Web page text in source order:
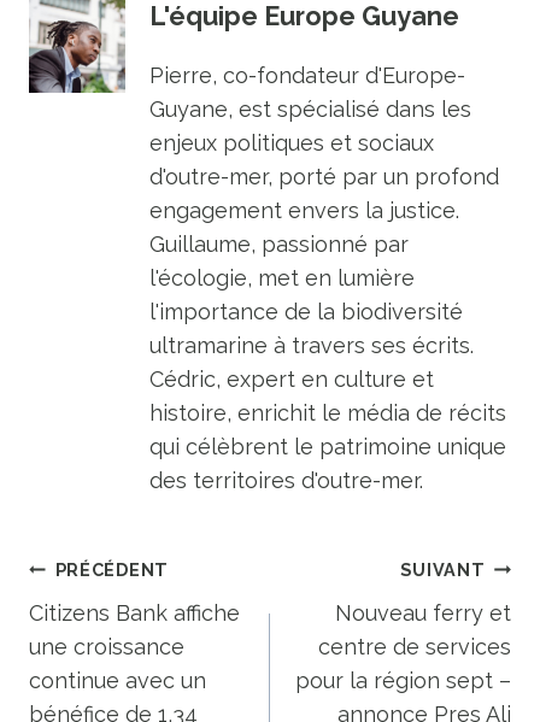
L'équipe Europe Guyane
Pierre, co-fondateur d'Europe-
Guyane, est spécialisé dans les
enjeux politiques et sociaux
d'outre-mer, porté par un profond
engagement envers la justice.
Guillaume, passionné par
l'écologie, met en lumière
l'importance de la biodiversité
ultramarine à travers ses écrits.
Cédric, expert en culture et
histoire, enrichit le média de récits
qui célèbrent le patrimoine unique
des territoires d'outre-mer.
Navigation
de
l’article
PRÉCÉDENT
Citizens Bank affiche
une croissance
continue avec un
bénéfice de 1,34
SUIVANT
Nouveau ferry et
centre de services
pour la région sept –
annonce Pres Ali